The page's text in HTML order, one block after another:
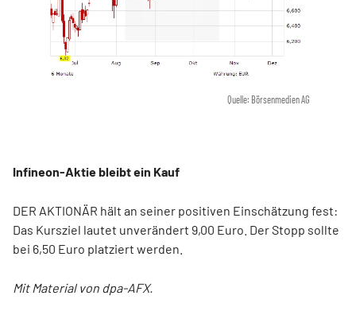
Quelle: Börsenmedien AG
Infineon-Aktie bleibt ein Kauf
DER AKTIONÄR hält an seiner positiven Einschätzung fest:
Das Kursziel lautet unverändert 9,00 Euro. Der Stopp sollte
bei 6,50 Euro platziert werden.
Mit Material von dpa-AFX.